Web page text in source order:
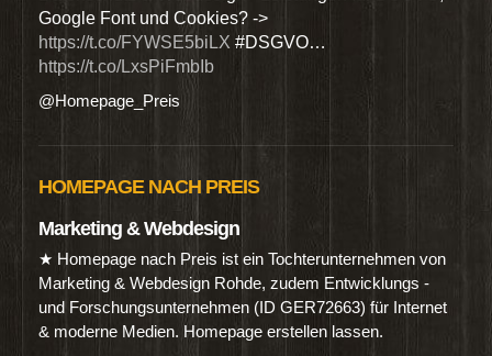
Google Font und Cookies? ->
https://t.co/FYWSE5biLX #DSGVO…
https://t.co/LxsPiFmbIb
@Homepage_Preis
HOMEPAGE NACH PREIS
Marketing & Webdesign
★ Homepage nach Preis ist ein Tochterunternehmen von
Marketing & Webdesign Rohde, zudem Entwicklungs -
und Forschungsunternehmen (ID GER72663) für Internet
& moderne Medien. Homepage erstellen lassen.